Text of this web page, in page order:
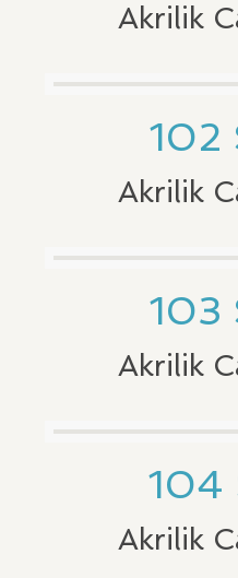
Akrilik
102
Akrilik
103
Akrilik
104
Akrilik